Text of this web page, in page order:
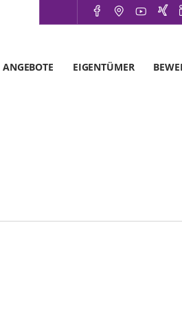
ANGEBOTE EIGENTÜMER